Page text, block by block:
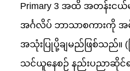
Primary 3 အထိ အတန်းငယ်
အင်္ဂလိပ် ဘာသာစကားကို
အသုံးပြုပို့ချမည်ဖြစ်သည်။ (
သင်ယူနေစဉ် နည်းပညာဆိုင်